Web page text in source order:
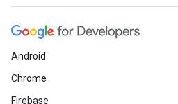
Android
Chrome
Firebase